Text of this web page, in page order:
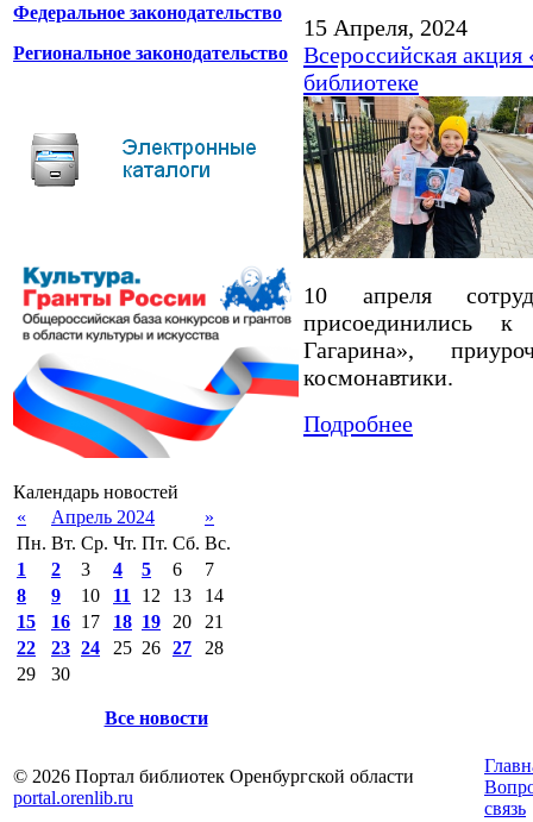
Федеральное законодательство
Региональное законодательство
Календарь новостей
«
Апрель 2024
»
Пн. Вт. Ср. Чт. Пт. Сб. Вс.
1
2 3 4 5 6
7
8
9 10 11 12 13
14
15
16 17 18 19 20
21
22
23 24 25 26 27
28
29
30
Все новости
15 Апреля, 2024
Всероссийская
библиотеке
10 апреля
присоединились
Гагарина»,
космонавтики.
Подробнее
© 2026 Портал библиотек Оренбургской области
portal.orenlib.ru
связь